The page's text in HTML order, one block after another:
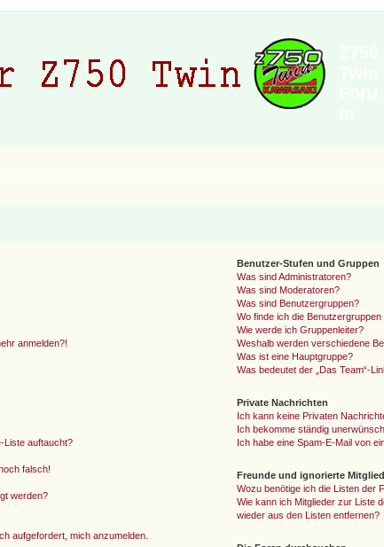
anmelden?!
Liste auftaucht?
falsch!
werden?
aufgefordert, mich anzumelden.
Benutzer-Stufen und Gruppen
Was sind Administratoren?
Was sind Moderatoren?
Was sind Benutzergruppen?
Wo finde ich die
Wie werde ich Gruppenleiter?
Weshalb werden verschiedene
Was ist eine Hauptgruppe?
Was bedeutet der „Das Team“-
Private Nachrichten
Ich kann keine Privaten
Ich bekomme ständig
Ich habe eine Spam-E-Mail von
Freunde und ignorierte
Wozu benötige ich die Listen der
Wie kann ich Mitglieder zur Liste
wieder aus den Listen entfernen?